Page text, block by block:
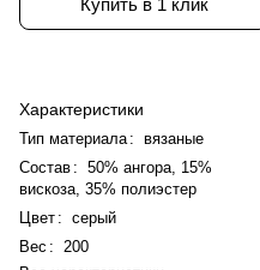
Характеристики
Тип материала : вязаные
Состав : 50% ангора, 15%
вискоза, 35% полиэстер
Цвет : серый
Вес : 200